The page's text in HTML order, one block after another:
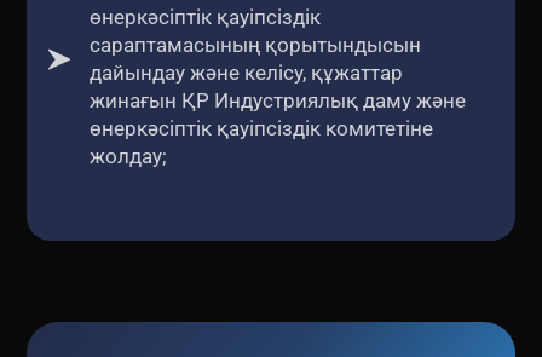
өнеркәсіптік қауіпсіздік
сараптамасының қорытындысын
дайындау және келісу, құжаттар
жинағын ҚР Индустриялық даму және
өнеркәсіптік қауіпсіздік комитетіне
жолдау;